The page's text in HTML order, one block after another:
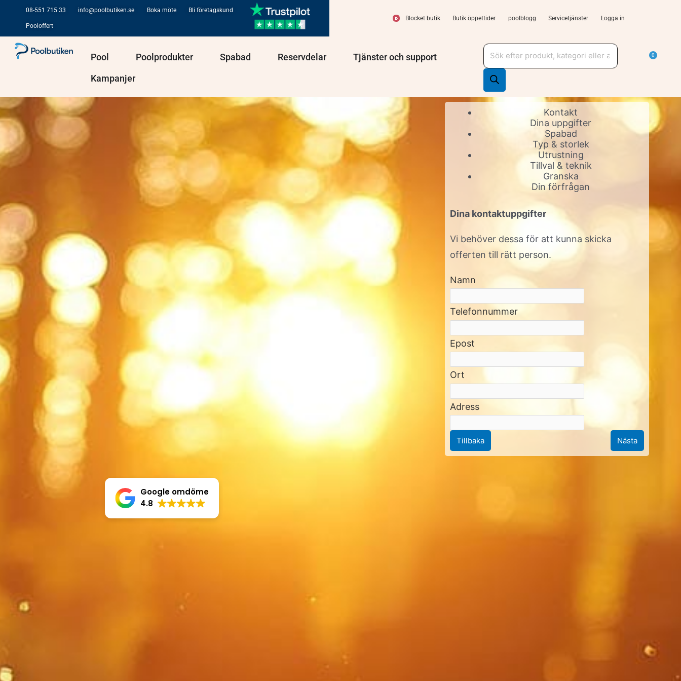
innehåll
08-551 715 33 info@poolbutiken.se Boka möte Bli företagskund
Pooloffert
Blocket butik Butik öppettider poolblogg Servicetjänster Logga in
Pool Öppna PoolPoolprodukter Öppna Poolprodukter
Spabad Öppna Spabad
Reservdelar Öppna Reservdelar
Tjänster och support Öppna Tjänster och support
Kampanjer
Produktsökning 0
Kontakt
Spabad
Utrustning
Granska
Dina kontaktuppgifter
Vi behöver dessa för att kunna skicka
offerten till rätt person.
Namn
Telefonnummer
Epost
Ort
Adress
Tillbaka Nästa